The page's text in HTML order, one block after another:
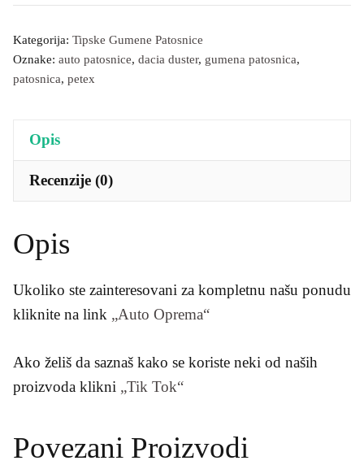
Kategorija: Tipske Gumene Patosnice
Oznake: auto patosnice, dacia duster, gumena patosnica,
patosnica, petex
Opis
Recenzije (0)
Opis
Ukoliko ste zainteresovani za kompletnu našu ponudu
kliknite na link „Auto Oprema“
Ako želiš da saznaš kako se koriste neki od naših
proizvoda klikni „Tik Tok“
Povezani Proizvodi